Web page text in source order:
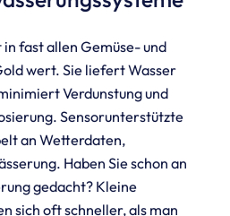
fast allen Gemüse- und
wert. Sie liefert Wasser
Verdunstung und
Sensorunterstützte
an Wetterdaten,
Haben Sie schon an
gedacht? Kleine
sich oft schneller, als man